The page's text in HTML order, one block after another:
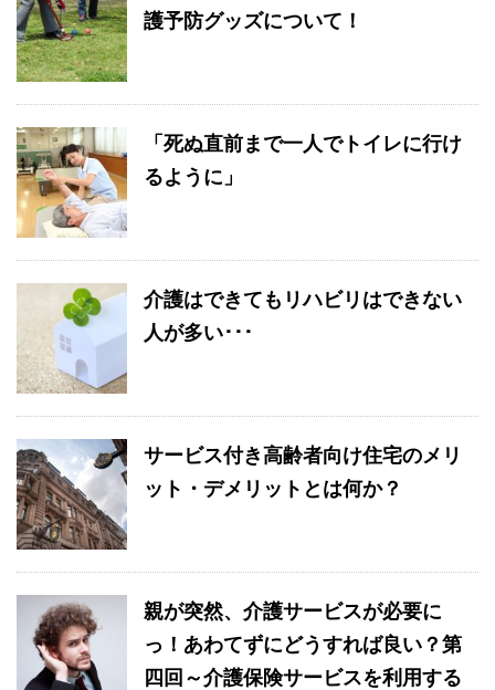
護予防グッズについて！
「死ぬ直前まで一人でトイレに行け
るように」
介護はできてもリハビリはできない
人が多い･･･
サービス付き高齢者向け住宅のメリ
ット・デメリットとは何か？
親が突然、介護サービスが必要に
っ！あわてずにどうすれば良い？第
四回～介護保険サービスを利用する